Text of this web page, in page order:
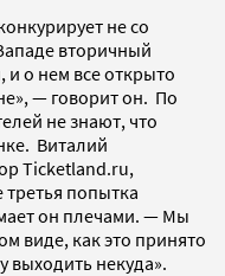
не со
вторичный
о нем все открыто
— говорит он. По
не знают, что
Виталий
Ticketland.ru,
третья попытка
он плечами. — Мы
виде, как это принято
выходить некуда».